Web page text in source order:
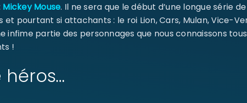
Mickey Mouse. Il ne sera que le début d’une longue série
pourtant si attachants : le roi Lion, Cars, Mulan, Vice-
infime partie des personnages que nous connaissons
!
héros…